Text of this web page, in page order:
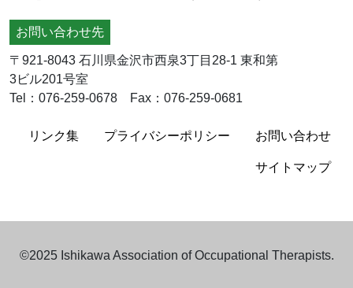
お問い合わせ先
〒921-8043 石川県金沢市西泉3丁目28-1 東和第
3ビル201号室
Tel：076-259-0678 Fax：076-259-0681
リンク集 プライバシーポリシー お問い合わせ
サイトマップ
©2025 Ishikawa Association of Occupational Therapists.